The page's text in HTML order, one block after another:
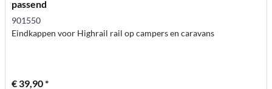
passend
901550
Eindkappen voor Highrail rail op campers en caravans
€ 39,90 *